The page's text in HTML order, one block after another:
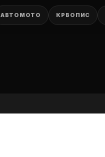
АВТОМОТО КРВОПИС